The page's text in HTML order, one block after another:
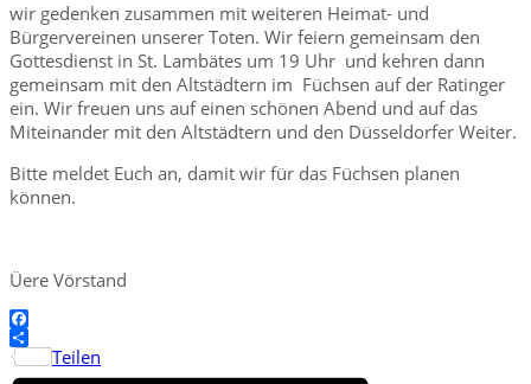
wir gedenken zusammen mit weiteren Heimat- und
Bürgervereinen unserer Toten. Wir feiern gemeinsam den
Gottesdienst in St. Lambätes um 19 Uhr und kehren dann
gemeinsam mit den Altstädtern im Füchsen auf der Ratinger
ein. Wir freuen uns auf einen schönen Abend und auf das
Miteinander mit den Altstädtern und den Düsseldorfer Weiter.
Bitte meldet Euch an, damit wir für das Füchsen planen
können.
Üere Vörstand
Facebook
Teilen